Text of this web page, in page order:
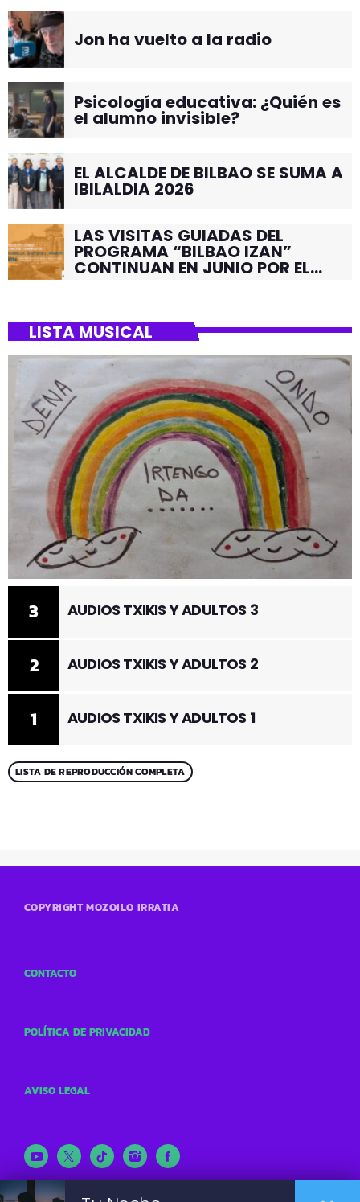
Jon ha vuelto a la radio
Psicología educativa: ¿Quién es
el alumno invisible?
EL ALCALDE DE BILBAO SE SUMA A
IBILALDIA 2026
LAS VISITAS GUIADAS DEL
PROGRAMA “BILBAO IZAN”
CONTINUAN EN JUNIO POR EL
LISTA MUSICAL
1 AUDIOS TXIKIS Y ADULTOS 1
2 AUDIOS TXIKIS Y ADULTOS 2
3 AUDIOS TXIKIS Y ADULTOS 3
LISTA DE REPRODUCCIÓN COMPLETA
COPYRIGHT MOZOILO IRRATIA
CONTACTO
POLÍTICA DE PRIVACIDAD
AVISO LEGAL